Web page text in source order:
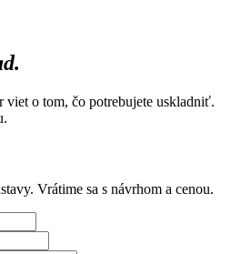
viet o tom, čo potrebujete uskladniť.
Vrátime sa s návrhom a cenou.